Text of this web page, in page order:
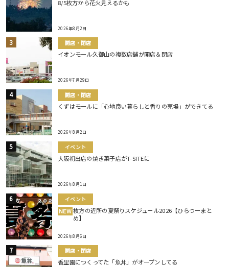
8/5枚方から花火見えるかも
2026年8月2日
開店・閉店
イオンモール久御山の複数店舗が開店＆閉店
2026年7月29日
開店・閉店
くずはモールに「心地良い暮らしと香りの売場」ができてる
2026年8月2日
イベント
大阪初出店の焼き菓子店がT-SITEに
2026年8月1日
イベント
NEW 枚方の近所の夏祭りスケジュール2026【ひらつーまと
め】
2026年8月6日
開店・閉店
香里園につくってた「魚丼」がオープンしてる